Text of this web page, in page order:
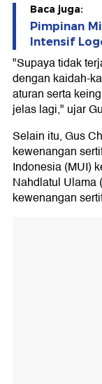
Baca juga:
Pimpinan
Intensif
"Supaya tidak
dengan kaidah-
aturan serta
jelas lagi," ujar
Selain itu, Gus
kewenangan
Indonesia (MUI)
Nahdlatul Ulama
kewenangan